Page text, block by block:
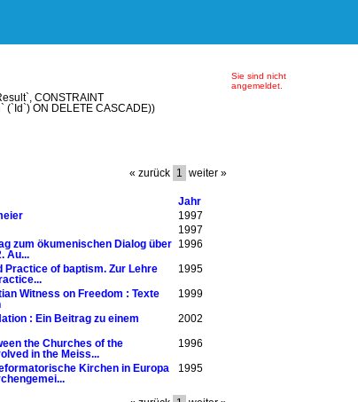
Sie sind nicht
angemeldet.
CONSTRAINT
(`Id`) ON DELETE CASCADE))
« zurück 1 weiter »
Jahr
1997
1997
zum ökumenischen Dialog über
Au...
1996
Practice of baptism. Zur Lehre
1995
Witness on Freedom : Texte
1999
: Ein Beitrag zu einem
2002
the Churches of the
in the Meiss...
1996
Kirchen in Europa
1995